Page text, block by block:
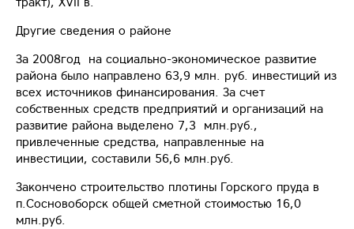
Другие сведения о районе
За 2008год на социально-экономическое развитие
района было направлено 63,9 млн. руб. инвестиций из
всех источников финансирования. За счет
собственных средств предприятий и организаций на
развитие района выделено 7,3 млн.руб.,
привлеченные средства, направленные на
инвестиции, составили 56,6 млн.руб.
Закончено строительство плотины Горского пруда в
п.Сосновоборск общей сметной стоимостью 16,0
млн.руб.